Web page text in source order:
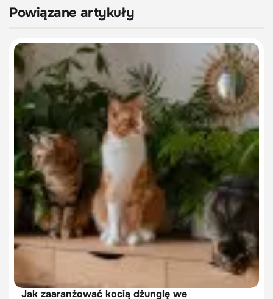
Powiązane artykuły
Jak zaaranżować kocią dżunglę we